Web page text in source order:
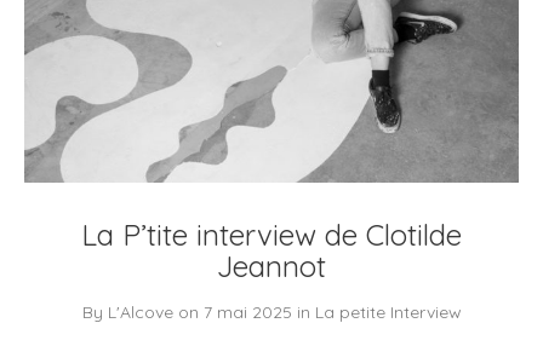
La P’tite interview de Clotilde
Jeannot
By L'Alcoveon 7 mai 2025 in La petite Interview